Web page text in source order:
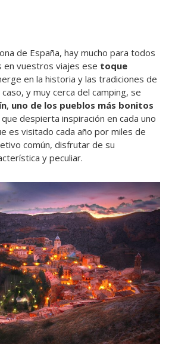
de España, hay mucho para todos
en vuestros viajes ese toque
en la historia y las tradiciones de
y muy cerca del camping, se
, uno de los pueblos más bonitos
que despierta inspiración en cada uno
es visitado cada año por miles de
común, disfrutar de su
y peculiar.